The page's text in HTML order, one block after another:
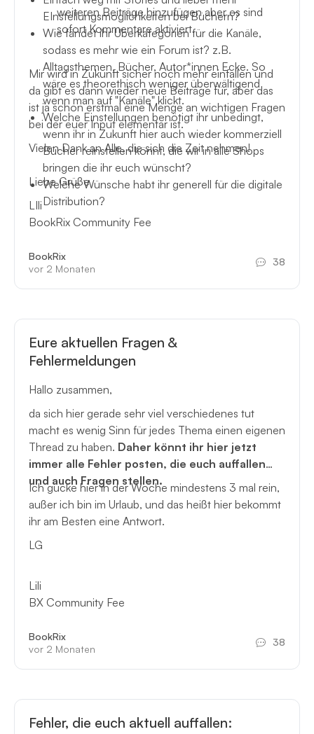
weiteren Beiträge hinzufügen aber es sind
sofort Kommentare aktiviert.
EInstellungsmöglichkeiten bei Büchern?
Wie fändet ihr Überkategorien für die Kanäle,
sodass es mehr wie ein Forum ist? z.B.
Alltagsthemen, Bücher, Autor*innen Ecke. So
wäre es theorethisch weniger überwältigend
wenn man auf "Kanäle" klickt.
Welche Einstellungen benötigt ihr unbedingt,
wenn ihr in Zukunft hier auch wieder kommerziell
Bücher reinstellen könnt, die wir in alle Shops
bringen die ihr euch wünscht?
Welche Wünsche habt ihr generell für die digitale
Distribution?
Mir wird in Zukunft sicher noch mehr einfallen und
da gibt es dann wieder neue Beiträge für, aber das
ist ja schon erstmal eine Menge an wichtigen Fragen
bei der euer Input elementar ist.
Vielen Dank an Alle, die sich die Zeit nehmen!
Liebe Grüße
LIli
BookRix Community Fee
BookRix
vor 2 Monaten
38
Eure aktuellen Fragen &
Fehlermeldungen
Hallo zusammen,
da sich hier gerade sehr viel verschiedenes tut
macht es wenig Sinn für jedes Thema einen eigenen
Thread zu haben. Daher könnt ihr hier jetzt
immer alle Fehler posten, die euch auffallen
und auch Fragen stellen.
Ich gucke hier in der Woche mindestens 3 mal rein,
außer ich bin im Urlaub, und das heißt hier bekommt
ihr am Besten eine Antwort.
LG
Lili
BX Community Fee
BookRix
vor 2 Monaten
38
Fehler, die euch aktuell auffallen: